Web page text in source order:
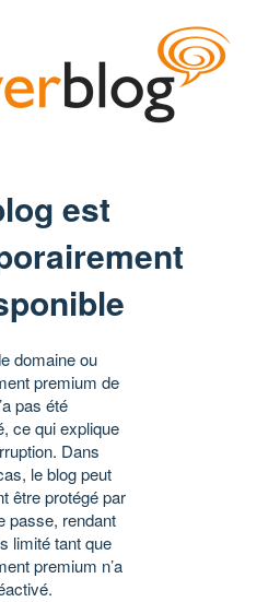
est
domaine ou
premium de
pas été
ce qui explique
Dans
le blog peut
être protégé par
passe, rendant
limité tant que
premium n’a